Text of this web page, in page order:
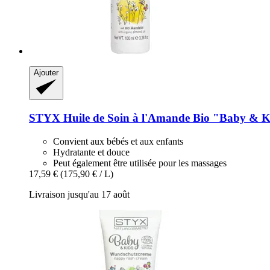
Ajouter
STYX Huile de Soin à l'Amande Bio "Baby &
Convient aux bébés et aux enfants
Hydratante et douce
Peut également être utilisée pour les massages
17,59 € (175,90 € / L)
Livraison jusqu'au 17 août